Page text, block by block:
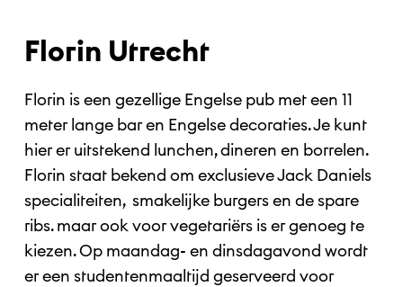
Florin Utrecht
Florin is een gezellige Engelse pub met een 11
meter lange bar en Engelse decoraties. Je kunt
hier er uitstekend lunchen, dineren en borrelen.
Florin staat bekend om exclusieve Jack Daniels
specialiteiten, smakelijke burgers en de spare
ribs. maar ook voor vegetariërs is er genoeg te
kiezen. Op maandag- en dinsdagavond wordt
er een studentenmaaltijd geserveerd voor